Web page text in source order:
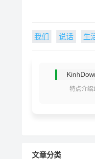
我们 说话 生
特点介绍
文章分类